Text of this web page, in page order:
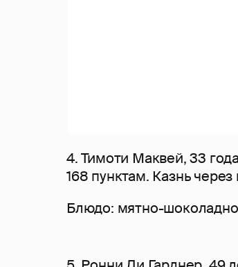
4. Тимоти Маквей, 33
168 пунктам. Казнь
Блюдо: мятно-